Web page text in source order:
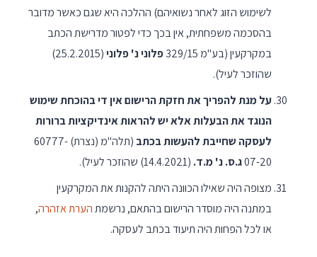
לשימוש הזוג לאחר נשואיהם) ההלכה היא שגם כאשר מדובר
בהסכמה משפחתית, אין בכך כדי לפטור מדרישת הכתב
במקרקעין (בע"מ 329/15
פלוני נ' פלוני
(25.2.2015)
שהוזכר לעיל).
על מנת להפריך את חזקת הרישום אין די בהוכחת שימוש
הנוגד את הבעלות אלא יש להראות אינדיקציות ברורות
לעסקה שחייבת להעשות בכתב
(תלה"מ (נצרת) 60777-
07-20ג.ס. נ' מ.ד. (14.4.2021) שהוזכר לעיל).
מצופה היה שאילו הכוונה היתה להקנות את המקרקעין
במתנה היה מוסדר הרישום בהתאם, נרשמתהערת אזהרה,
או לכל הפחות היה תיעוד בכתב לעסקה.